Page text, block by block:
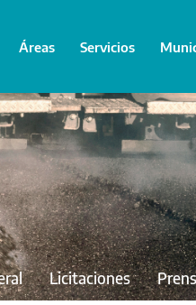
Áreas Servicios
Licitaciones